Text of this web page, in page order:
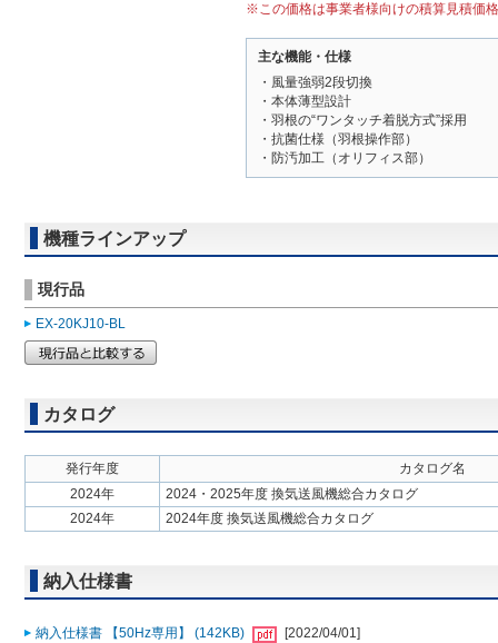
※この価格は事業者様向けの積算見積価
主な機能・仕様
・風量強弱2段切換
・本体薄型設計
・羽根の“ワンタッチ着脱方式”採用
・抗菌仕様（羽根操作部）
・防汚加工（オリフィス部）
機種ラインアップ
現行品
EX-20KJ10-BL
カタログ
発行年度
カタログ名
2024年
2024・2025年度 換気送風機総合カタログ
2024年
2024年度 換気送風機総合カタログ
納入仕様書
納入仕様書 【50Hz専用】 (142KB)
[2022/04/01]